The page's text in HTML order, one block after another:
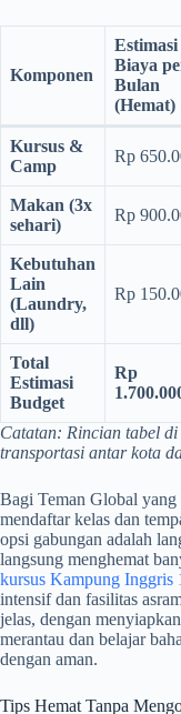
Komponen
Estimasi
Biaya
Bulan
(Hemat)
Kursus &
Camp
Rp
Makan (3x
sehari)
Rp
Kebutuhan
Lain
(Laundry,
dll)
Rp
Total
Estimasi
Budget
Rp
Catatan: Rincian tabel
transportasi antar kota
Bagi Teman Global
mendaftar kelas dan
opsi gabungan adalah
langsung menghemat
kursus Kampung Inggris
intensif dan fasilitas
jelas, dengan
merantau dan belajar
dengan aman.
Tips Hemat Tanpa